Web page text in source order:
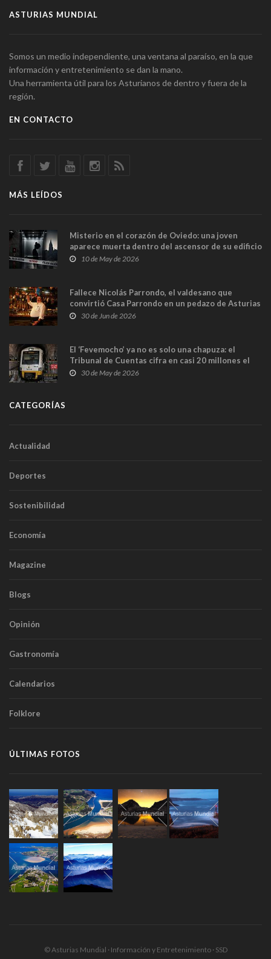
ASTURIAS MUNDIAL
Somos un medio independiente, una ventana al paraíso, en la que
información y entretenimiento se dan la mano.
Una herramienta útil para los Asturianos de dentro y fuera de la
región.
EN CONTACTO
MÁS LEÍDOS
Misterio en el corazón de Oviedo: una joven
aparece muerta dentro del ascensor de su edificio
y las cámaras captan sus últimos minutos
10 de May de 2026
Fallece Nicolás Parrondo, el valdesano que
convirtió Casa Parrondo en un pedazo de Asturias
en Madrid
30 de Jun de 2026
El ‘Fevemocho’ ya no es solo una chapuza: el
Tribunal de Cuentas cifra en casi 20 millones el
sobrecoste de los trenes que no cabían por los
30 de May de 2026
CATEGORÍAS
Actualidad
Deportes
Sostenibilidad
Economía
Magazine
Blogs
Opinión
Gastronomía
Calendarios
Folklore
ÚLTIMAS FOTOS
© Asturias Mundial · Información y Entretenimiento · SSD